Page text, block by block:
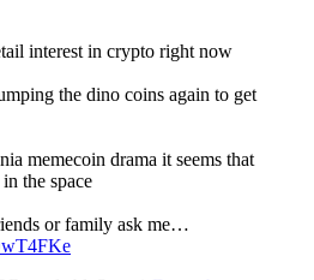
interest in crypto right now
the dino coins again to get
memecoin drama it seems that
the space
or family ask me…